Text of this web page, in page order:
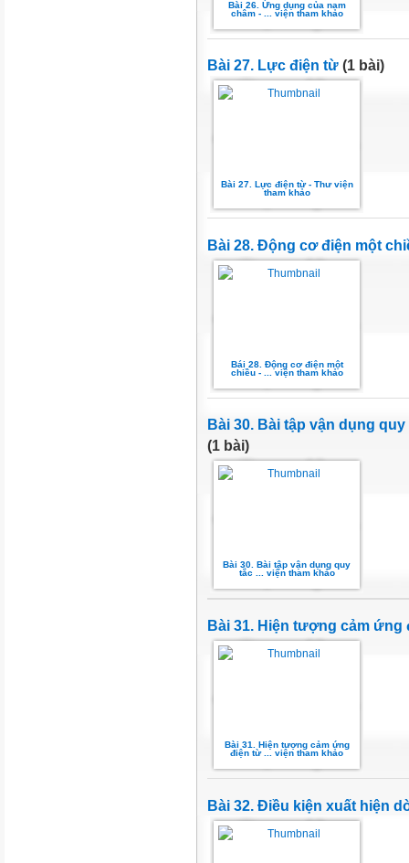
Bài 26. Ứng dụng của nam
châm - ... viện tham khảo
Bài 27. Lực điện từ (1 bài)
Bài 27. Lực điện từ - Thư viện
tham khảo
Bài 28. Động cơ điện một
Bái 28. Động cơ điện một
chiều - ... viện tham khảo
Bài 30. Bài tập vận dụng
(1 bài)
Bài 30. Bài tập vận dụng quy
tắc ... viện tham khảo
Bài 31. Hiện tượng cảm ứng
Bài 31. Hiện tượng cảm ứng
điện từ ... viện tham khảo
Bài 32. Điều kiện xuất hiện